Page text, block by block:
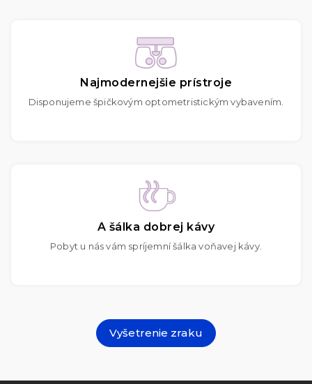
Najmodernejšie prístroje
Disponujeme špičkovým optometristickým vybavením.
A šálka dobrej kávy
Pobyt u nás vám spríjemní šálka voňavej kávy.
Vyšetrenie zraku